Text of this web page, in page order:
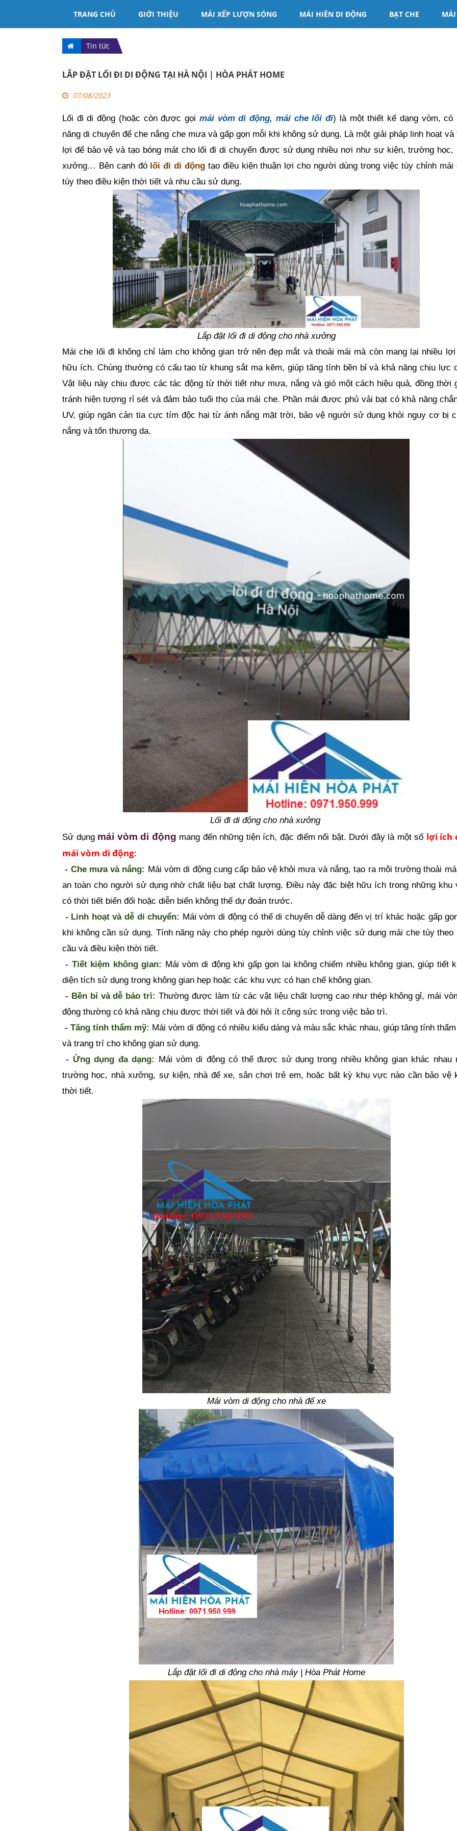
TRANG CHỦ GIỚI THIỆU MÁI XẾP LƯỢN SÓNG MÁI HIÊN DI ĐỘNG BẠT CHE
Tin tức
LẮP ĐẶT LỐI ĐI DI ĐỘNG TẠI HÀ NỘI | HÒA PHÁT HOME
07/08/2023
Lối đi di động (hoặc còn được gọi mái vòm di động, mái che lối đi) là một thiết kế dạng vòm, có
năng di chuyển để che nắng che mưa và gấp gọn mỗi khi không sử dụng. Là một giải pháp linh hoạt và
lợi để bảo vệ và tạo bóng mát cho lối đi di chuyển được sử dụng nhiều nơi như sự kiện, trường học,
xưởng… Bên cạnh đó lối đi di động tạo điều kiện thuận lợi cho người dùng trong việc tùy chỉnh mái
tùy theo điều kiện thời tiết và nhu cầu sử dụng.
Lắp đặt lối đi di động cho nhà xưởng
Mái che lối đi không chỉ làm cho không gian trở nên đẹp mắt và thoải mái mà còn mang lại nhiều
hữu ích. Chúng thường có cấu tạo từ khung sắt mạ kẽm, giúp tăng tính bền bỉ và khả năng chịu lực
Vật liệu này chịu được các tác động từ thời tiết như mưa, nắng và gió một cách hiệu quả, đồng thời
tránh hiện tượng rỉ sét và đảm bảo tuổi thọ của mái che. Phần mái được phủ vải bạt có khả năng
UV, giúp ngăn cản tia cực tím độc hại từ ánh nắng mặt trời, bảo vệ người sử dụng khỏi nguy cơ bị
nắng và tổn thương da.
Lối đi di động cho nhà xưởng
Sử dụng mái vòm di động mang đến những tiện ích, đặc điểm nổi bật. Dưới đây là một số lợi ích
mái vòm di động:
- Che mưa và nắng: Mái vòm di động cung cấp bảo vệ khỏi mưa và nắng, tạo ra môi trường thoải
an toàn cho người sử dụng nhờ chất liệu bạt chất lượng. Điều này đặc biệt hữu ích trong những khu
có thời tiết biến đổi hoặc diễn biến không thể dự đoán trước.
- Linh hoạt và dễ di chuyển: Mái vòm di động có thể di chuyển dễ dàng đến vị trí khác hoặc gấp
khi không cần sử dụng. Tính năng này cho phép người dùng tùy chỉnh việc sử dụng mái che tùy theo
cầu và điều kiện thời tiết.
- Tiết kiệm không gian: Mái vòm di động khi gấp gọn lại không chiếm nhiều không gian, giúp tiết
diện tích sử dụng trong không gian hẹp hoặc các khu vực có hạn chế không gian.
- Bền bỉ và dễ bảo trì: Thường được làm từ các vật liệu chất lượng cao như thép không gỉ, mái
động thường có khả năng chịu được thời tiết và đòi hỏi ít công sức trong việc bảo trì.
- Tăng tính thẩm mỹ: Mái vòm di động có nhiều kiểu dáng và màu sắc khác nhau, giúp tăng tính
và trang trí cho không gian sử dụng.
- Ứng dụng đa dạng: Mái vòm di động có thể được sử dụng trong nhiều không gian khác nhau
trường học, nhà xưởng, sự kiện, nhà để xe, sân chơi trẻ em, hoặc bất kỳ khu vực nào cần bảo vệ
thời tiết.
Mái vòm di động cho nhà để xe
Lắp đặt lối đi di động cho nhà máy | Hòa Phát Home